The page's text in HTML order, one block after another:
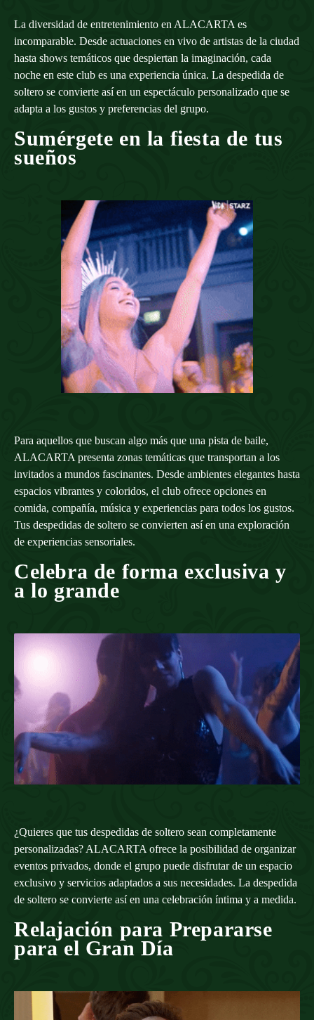
La diversidad de entretenimiento en ALACARTA es
incomparable. Desde actuaciones en vivo de artistas de la ciudad
hasta shows temáticos que despiertan la imaginación, cada
noche en este club es una experiencia única. La despedida de
soltero se convierte así en un espectáculo personalizado que se
adapta a los gustos y preferencias del grupo.
Sumérgete en la fiesta de tus
sueños
Para aquellos que buscan algo más que una pista de baile,
ALACARTA presenta zonas temáticas que transportan a los
invitados a mundos fascinantes. Desde ambientes elegantes hasta
espacios vibrantes y coloridos, el club ofrece opciones en
comida, compañía, música y experiencias para todos los gustos.
Tus despedidas de soltero se convierten así en una exploración
de experiencias sensoriales.
Celebra de forma exclusiva y
a lo grande
¿Quieres que tus despedidas de soltero sean completamente
personalizadas? ALACARTA ofrece la posibilidad de organizar
eventos privados, donde el grupo puede disfrutar de un espacio
exclusivo y servicios adaptados a sus necesidades. La despedida
de soltero se convierte así en una celebración íntima y a medida.
Relajación para Prepararse
para el Gran Día